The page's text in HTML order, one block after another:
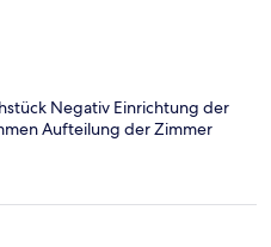
Negativ Einrichtung der
Aufteilung der Zimmer